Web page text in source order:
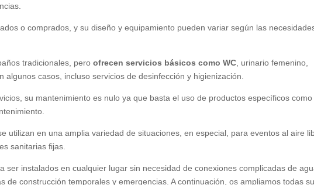
o comprados, y su diseño y equipamiento pueden variar según las
tradicionales, pero ofrecen servicios básicos como WC , urinario femenino,
algunos casos, incluso servicios de desinfección y higienización.
su mantenimiento es nulo ya que basta el uso de productos específicos como
utilizan en una amplia variedad de situaciones, en especial, para eventos al aire
sanitarias fijas.
ser instalados en cualquier lugar sin necesidad de conexiones complicadas de
de construcción temporales y emergencias. A continuación, os ampliamos todas